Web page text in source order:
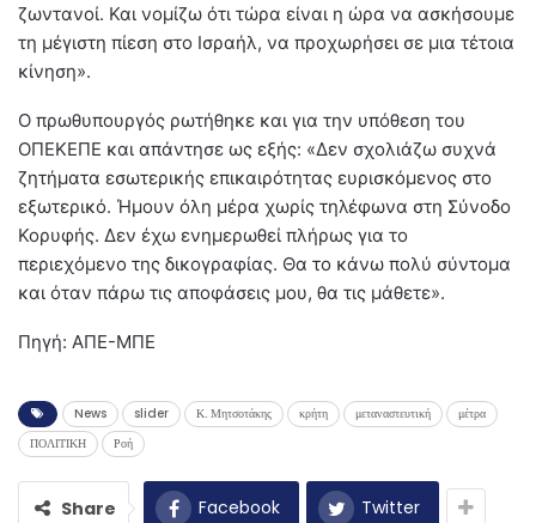
ζωντανοί. Και νομίζω ότι τώρα είναι η ώρα να ασκήσουμε
τη μέγιστη πίεση στο Ισραήλ, να προχωρήσει σε μια τέτοια
κίνηση».
Ο πρωθυπουργός ρωτήθηκε και για την υπόθεση του
ΟΠΕΚΕΠΕ και απάντησε ως εξής: «Δεν σχολιάζω συχνά
ζητήματα εσωτερικής επικαιρότητας ευρισκόμενος στο
εξωτερικό. Ήμουν όλη μέρα χωρίς τηλέφωνα στη Σύνοδο
Κορυφής. Δεν έχω ενημερωθεί πλήρως για το
περιεχόμενο της δικογραφίας. Θα το κάνω πολύ σύντομα
και όταν πάρω τις αποφάσεις μου, θα τις μάθετε».
Πηγή: ΑΠΕ-ΜΠΕ
News slider Κ. Μητσοτάκης κρήτη μεταναστευτική
μέτρα
ΠΟΛΙΤΙΚΗ
Ροή
Share Facebook Twitter